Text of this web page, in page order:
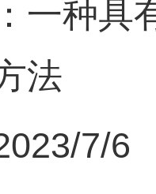
一种具
法
7/6